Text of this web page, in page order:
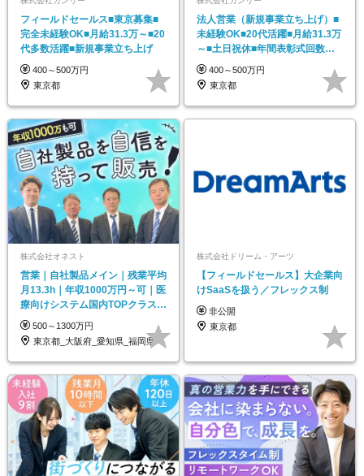
フィールドセールス■東京募集■
完全未経験OK■月給31.3万～■20
代多数活躍■新規事業立ち上げ
400～500万円
東京都
法人営業（新規事業立ち上げ）■
未経験OK■20代活躍■月給31.3万
～■土日祝休■年間表彰式回数約
50回
400～500万円
東京都
株式会社オネスト
営業｜自社製品メイン｜残業平均
月13.3h｜年収1000万円～可｜医
療向けシステム国内TOPクラスシ
ェア
500～1300万円
東京都_大阪府_愛知県_福岡県
株式会社ドリーム・アーツ
【フィールドセールス】大企業向
けSaaSを扱う／フレックス制
非公開
東京都